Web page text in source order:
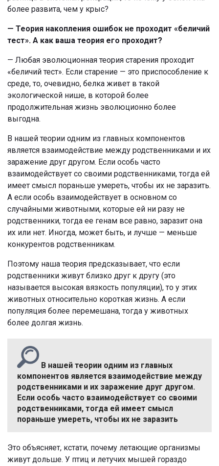
более развита, чем у крыс?
— Теория накопления ошибок не проходит «беличий
тест». А как ваша теория его проходит?
— Любая эволюционная теория старения проходит
«беличий тест». Если старение — это приспособление к
среде, то, очевидно, белка живет в такой
экологической нише, в которой более
продолжительная жизнь эволюционно более
выгодна.
В нашей теории одним из главных компонентов
является взаимодействие между родственниками и их
заражение друг другом. Если особь часто
взаимодействует со своими родственниками, тогда ей
имеет смысл пораньше умереть, чтобы их не заразить.
А если особь взаимодействует в основном со
случайными животными, которые ей ни разу не
родственники, тогда ее генам все равно, заразит она
их или нет. Иногда, может быть, и лучше — меньше
конкурентов родственникам.
Поэтому наша теория предсказывает, что если
родственники живут близко друг к другу (это
называется высокая вязкость популяции), то у этих
животных относительно короткая жизнь. А если
популяция более перемешана, тогда у животных
более долгая жизнь.
В нашей теории одним из главных
компонентов является взаимодействие между
родственниками и их заражение друг другом.
Если особь часто взаимодействует со своими
родственниками, тогда ей имеет смысл
пораньше умереть, чтобы их не заразить
Это объясняет, кстати, почему летающие организмы
живут дольше. У птиц и летучих мышей гораздо